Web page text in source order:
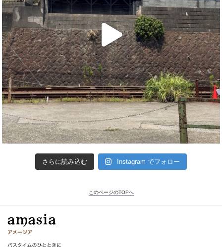
さらに読み込む Instagram でフォロー
このページのTOPへ